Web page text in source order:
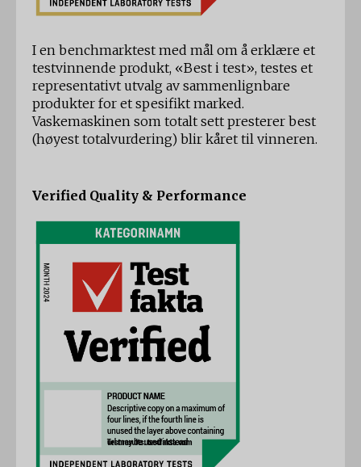
I en benchmarktest med mål om å erklære et
testvinnende produkt, «Best i test», testes et
representativt utvalg av sammenlignbare
produkter for et spesifikt marked.
Vaskemaskinen som totalt sett presterer best
(høyest totalvurdering) blir kåret til vinneren.
Verified Quality & Performance